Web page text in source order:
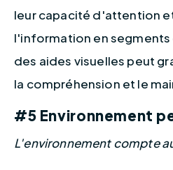
leur capacité d'attention
l'information en
des aides visuelles peut
la compréhension et le
#5 Environnement
L'environnement compte